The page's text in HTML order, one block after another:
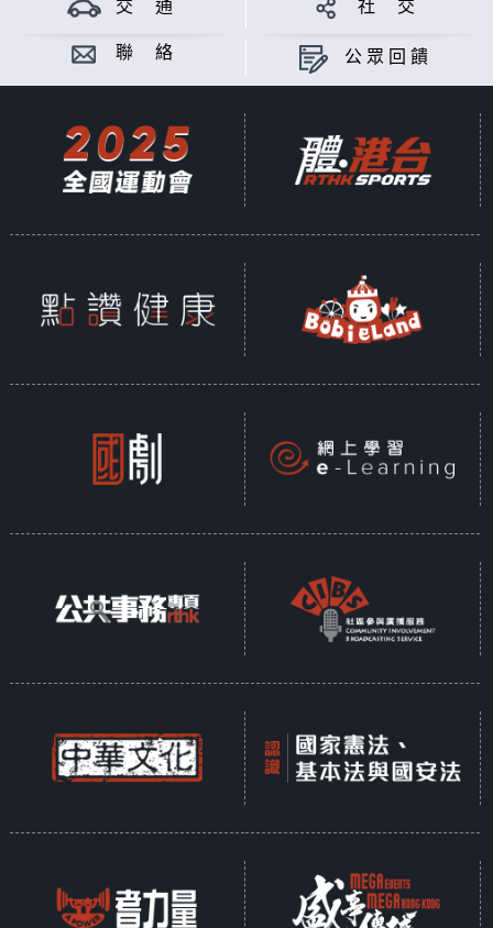
交 通 社 交
聯 絡 公眾回饋